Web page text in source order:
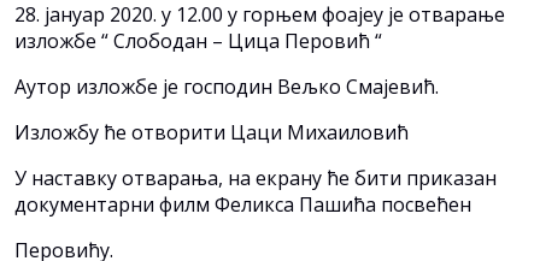
28. јануар 2020. у 12.00 у горњем фоајеу је отварање
изложбе “ Слободан – Цица Перовић “
Аутор изложбе је господин Вељко Смајевић.
Изложбу ће отворити Цаци Михаиловић
У наставку отварања, на екрану ће бити приказан
документарни филм Феликса Пашића посвећен
Перовићу.